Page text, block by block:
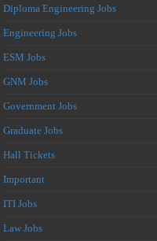
Diploma Engineering Jobs
Engineering Jobs
ESM Jobs
GNM Jobs
Government Jobs
Graduate Jobs
Hall Tickets
Important
ITI Jobs
Law Jobs